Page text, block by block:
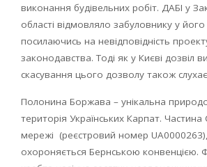
виконання будівельних робіт. ДАБІ у
області відмовляло забуловнику у його
посилаючись на невідповідність
законодавства. Тоді як у Києві дозвіл
скасування цього дозволу також
Полонина Боржава – унікальна
територія Українських Карпат.
мережі (реєстровий номер
охороняється Бернською конвенцією.